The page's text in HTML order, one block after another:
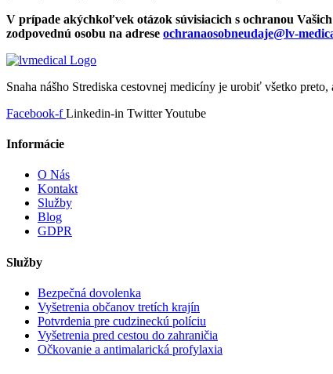
V prípade akýchkoľvek otázok súvisiacich s ochranou
zodpovednú osobu na adrese ochranaosobneudaje@lv-
Snaha nášho Strediska cestovnej medicíny je urobiť všetko preto,
Facebook-f Linkedin-in TwitterYoutube
Informácie
O Nás
Kontakt
Služby
Blog
GDPR
Služby
Bezpečná dovolenka
Vyšetrenia občanov tretích krajín
Potvrdenia pre cudzineckú políciu
Vyšetrenia pred cestou do zahraničia
Očkovanie a antimalarická profylaxia